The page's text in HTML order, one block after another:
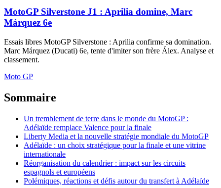
MotoGP Silverstone J1 : Aprilia domine, Marc
Márquez 6e
Essais libres MotoGP Silverstone : Aprilia confirme sa domination.
Marc Márquez (Ducati) 6e, tente d'imiter son frère Álex. Analyse et
classement.
Moto GP
Sommaire
Un tremblement de terre dans le monde du MotoGP :
Adélaïde remplace Valence pour la finale
Liberty Media et la nouvelle stratégie mondiale du MotoGP
Adélaïde : un choix stratégique pour la finale et une vitrine
internationale
Réorganisation du calendrier : impact sur les circuits
espagnols et européens
Polémiques, réactions et défis autour du transfert à Adélaïde